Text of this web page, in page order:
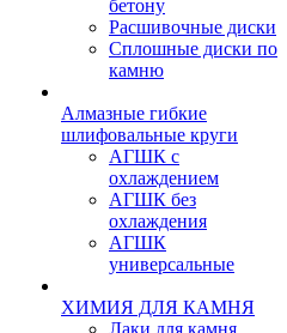
бетону
Расшивочные диски
Сплошные диски по
камню
Алмазные гибкие
шлифовальные круги
АГШК с
охлаждением
АГШК без
охлаждения
АГШК
универсальные
ХИМИЯ ДЛЯ КАМНЯ
Лаки для камня